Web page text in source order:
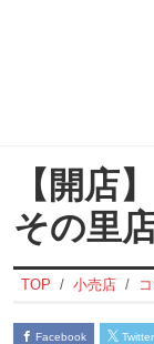
【開店
その里
TOP 小売店
Facebook Twitter